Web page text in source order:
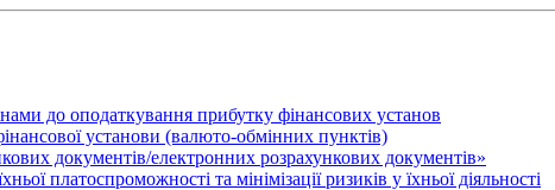
до оподаткування прибутку фінансових установ
установи (валюто-обмінних пунктів)
документів/електронних розрахункових документів»
платоспроможності та мінімізації ризиків у їхньої діяльності